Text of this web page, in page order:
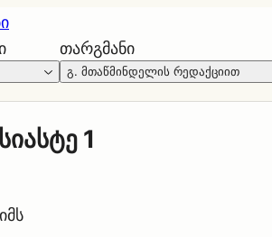
თარგმანი
გ. მთაწმინდელის რედაქციით
1